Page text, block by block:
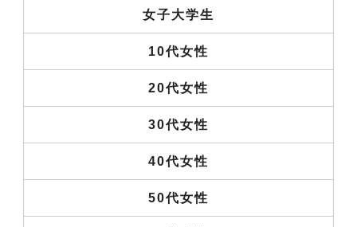
女子大学生
10代女性
20代女性
30代女性
40代女性
50代女性